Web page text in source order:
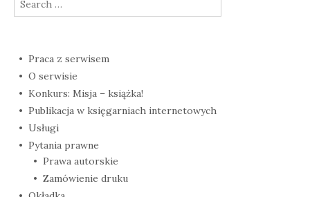
for:
Praca z serwisem
O serwisie
Konkurs: Misja – książka!
Publikacja w księgarniach internetowych
Usługi
Pytania prawne
Prawa autorskie
Zamówienie druku